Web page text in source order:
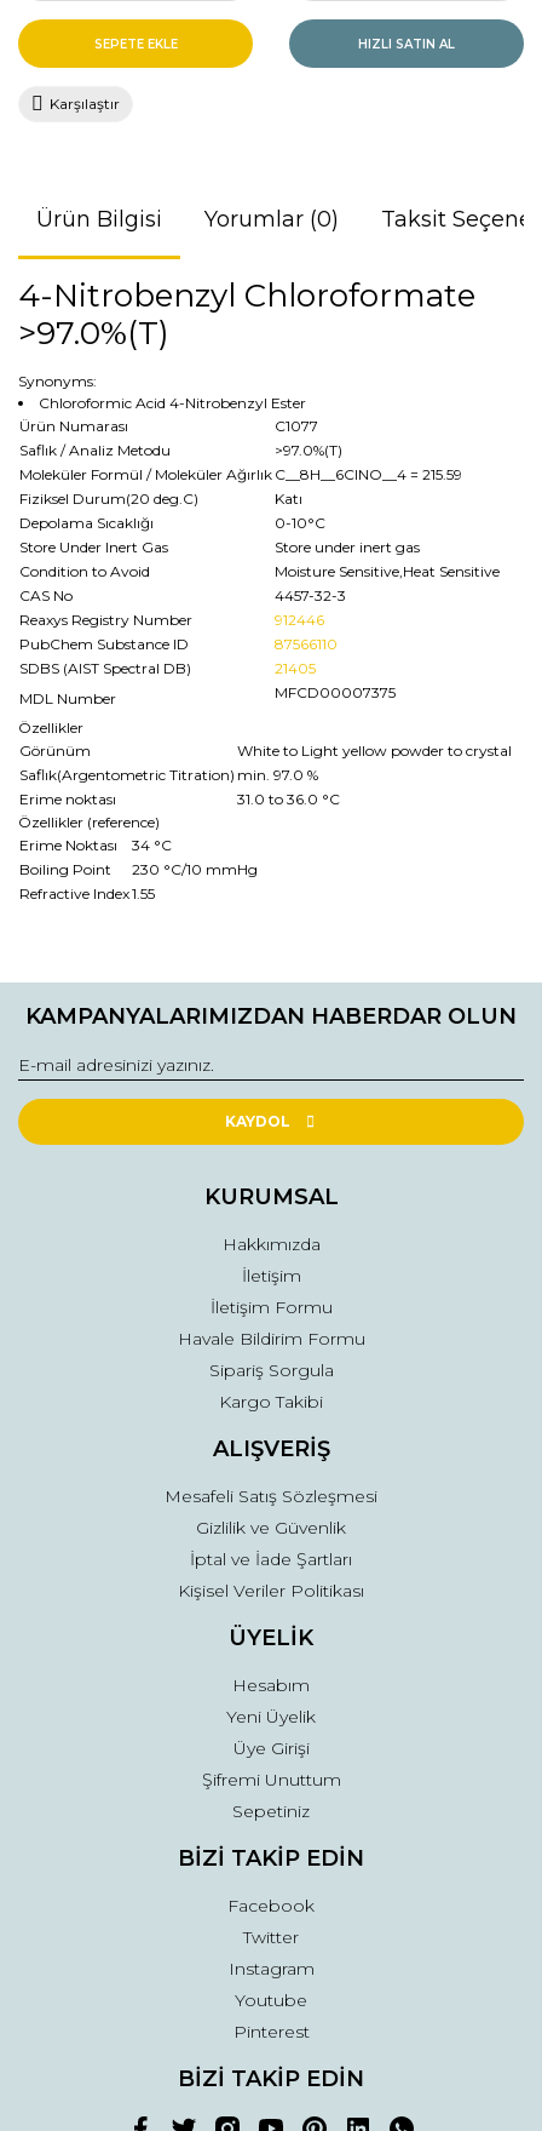
SEPETE EKLE HIZLI SATIN AL
Karşılaştır
Ürün Bilgisi Yorumlar (0) Taksit
4-Nitrobenzyl Chloroformate
>97.0%(T)
Synonyms:
Chloroformic Acid 4-Nitrobenzyl Ester
Ürün Numarası
C1077
Saflık / Analiz Metodu
>97.0%(T)
Moleküler Formül / Moleküler Ağırlık C__8H__6ClNO__4 = 215.59
Fiziksel Durum(20 deg.C)
Katı
Depolama Sıcaklığı
0-10°C
Store Under Inert Gas
Store under inert gas
Condition to Avoid
Moisture Sensitive,Heat Sensitive
CAS No
4457-32-3
Reaxys Registry Number
912446
PubChem Substance ID
87566110
SDBS (AIST Spectral DB)
21405
MDL Number
MFCD00007375
Özellikler
Görünüm
White to Light yellow powder to crystal
Saflık(Argentometric Titration) min. 97.0 %
Erime noktası
31.0 to 36.0 °C
Özellikler (reference)
Erime Noktası
34 °C
Boiling Point
230 °C/10 mmHg
Refractive Index1.55
konularda yetersiz gördüğünüz noktaları öneri formunu
Görüş ve önerileriniz için teşekkür ederiz.
Ürün resmi kalitesiz, bozuk veya görüntülenemiyor.
Ürün açıklamasında eksik bilgiler bulunuyor.
Ürün fiyatı diğer sitelerden daha pahalı.
Gönder
KAMPANYALARIMIZDAN HABERDAR OLUN
KAYDOL
KURUMSAL
Hakkımızda
İletişim
İletişim Formu
Havale Bildirim Formu
Sipariş Sorgula
Kargo Takibi
ALIŞVERİŞ
Mesafeli Satış Sözleşmesi
Gizlilik ve Güvenlik
İptal ve İade Şartları
Kişisel Veriler Politikası
ÜYELİK
Hesabım
Yeni Üyelik
Üye Girişi
Şifremi Unuttum
Sepetiniz
BİZİ TAKİP EDİN
Facebook
Twitter
Instagram
Youtube
Pinterest
BİZİ TAKİP EDİN